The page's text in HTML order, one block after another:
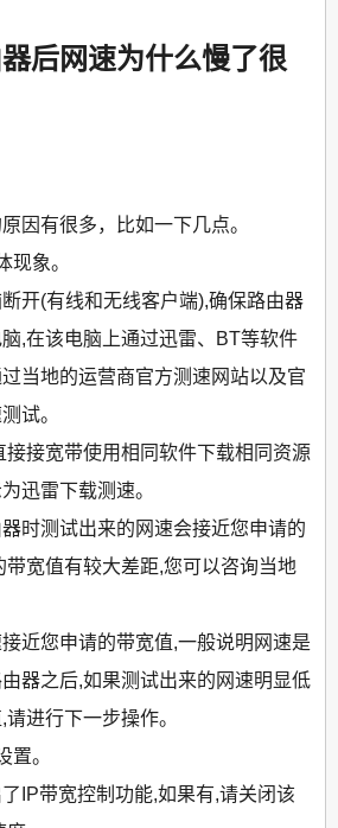
后网速为什么慢了很
因有很多，比如一下几点。
现象。
开(有线和无线客户端),确保路由器
,在该电脑上通过迅雷、BT等软件
当地的运营商官方测速网站以及官
试。
接接宽带使用相同软件下载相同资源
迅雷下载测速。
时测试出来的网速会接近您申请的
带宽值有较大差距,您可以咨询当地
近您申请的带宽值,一般说明网速是
器之后,如果测试出来的网速明显低
进行下一步操作。
置。
IP带宽控制功能,如果有,请关闭该